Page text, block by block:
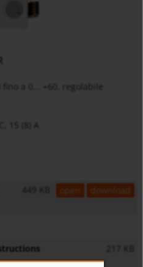
fino a 0... +60, regolabile
15 (8) A
449 KB open download
217 KB